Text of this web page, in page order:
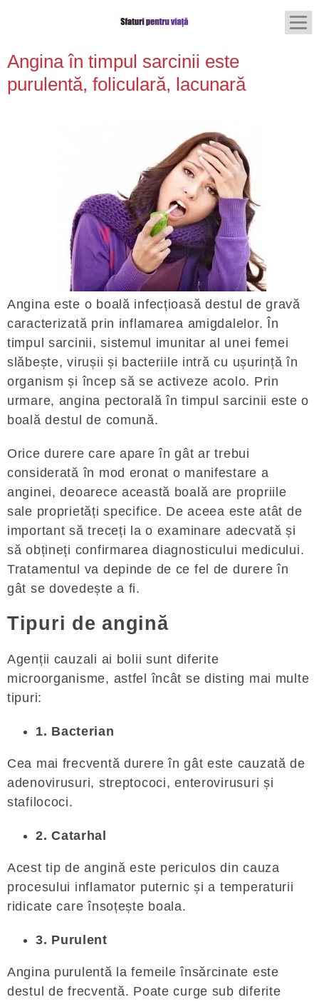
Angina în timpul sarcinii este
purulentă, foliculară, lacunară
Angina este o boală infecțioasă destul de gravă
caracterizată prin inflamarea amigdalelor. În
timpul sarcinii, sistemul imunitar al unei femei
slăbește, virușii și bacteriile intră cu ușurință în
organism și încep să se activeze acolo. Prin
urmare, angina pectorală în timpul sarcinii este o
boală destul de comună.
Orice durere care apare în gât ar trebui
considerată în mod eronat o manifestare a
anginei, deoarece această boală are propriile
sale proprietăți specifice. De aceea este atât de
important să treceți la o examinare adecvată și
să obțineți confirmarea diagnosticului medicului.
Tratamentul va depinde de ce fel de durere în
gât se dovedește a fi.
Tipuri de angină
Agenții cauzali ai bolii sunt diferite
microorganisme, astfel încât se disting mai multe
tipuri:
1. Bacterian
Cea mai frecventă durere în gât este cauzată de
adenovirusuri, streptococi, enterovirusuri și
stafilococi.
2. Catarhal
Acest tip de angină este periculos din cauza
procesului inflamator puternic și a temperaturii
ridicate care însoțește boala.
3. Purulent
Angina purulentă la femeile însărcinate este
destul de frecventă. Poate curge sub diferite